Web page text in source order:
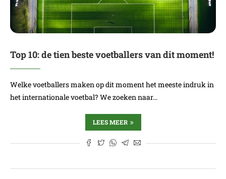
Top 10: de tien beste voetballers van dit moment!
Welke voetballers maken op dit moment het meeste indruk in
het internationale voetbal? We zoeken naar…
LEES MEER